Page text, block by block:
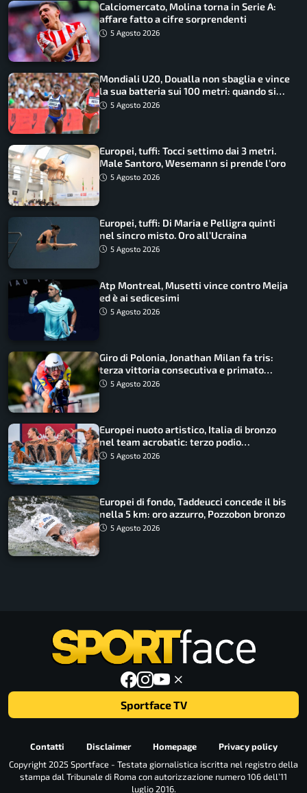
Calciomercato, Molina torna in Serie A:
affare fatto a cifre sorprendenti
5 Agosto 2026
Mondiali U20, Doualla non sbaglia e vince
la sua batteria sui 100 metri: quando si
disputano le finali
5 Agosto 2026
Europei, tuffi: Tocci settimo dai 3 metri.
Male Santoro, Wesemann si prende l’oro
5 Agosto 2026
Europei, tuffi: Di Maria e Pelligra quinti
nel sincro misto. Oro all’Ucraina
5 Agosto 2026
Atp Montreal, Musetti vince contro Meija
ed è ai sedicesimi
5 Agosto 2026
Giro di Polonia, Jonathan Milan fa tris:
terza vittoria consecutiva e primato
rafforzato
5 Agosto 2026
Europei nuoto artistico, Italia di bronzo
nel team acrobatic: terzo podio
consecutivo
5 Agosto 2026
Europei di fondo, Taddeucci concede il bis
nella 5 km: oro azzurro, Pozzobon bronzo
5 Agosto 2026
Sportface TV
Contatti Disclaimer Homepage
Privacy policy
Copyright 2025 Sportface - Testata giornalistica iscritta nel registro della
stampa dal Tribunale di Roma con autorizzazione numero 106 dell’11
luglio 2016.